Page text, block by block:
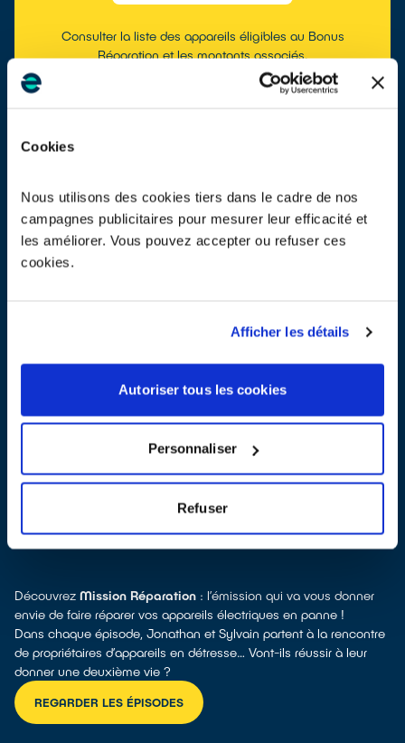
Cookies
Nous utilisons des cookies tiers dans le cadre de nos
campagnes publicitaires pour mesurer leur efficacité et
les améliorer. Vous pouvez accepter ou refuser ces
cookies.
Afficher les détails
Autoriser tous les cookies
Personnaliser
Refuser
Consulter la liste des appareils éligibles au Bonus
Réparation et les montants associés.
MASQUER LA RECHERCHE
Consulter les montants des Bonus Réparation
Toutes les réponses à vos questions sur la réparation
Découvrez Mission Réparation : l’émission qui va vous donner
envie de faire réparer vos appareils électriques en panne !
Dans chaque épisode, Jonathan et Sylvain partent à la rencontre
de propriétaires d’appareils en détresse… Vont-ils réussir à leur
donner une deuxième vie ?
REGARDER LES ÉPISODES